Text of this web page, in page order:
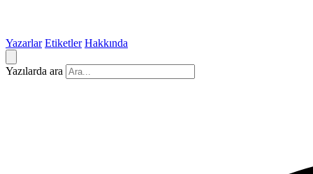
Yazarlar Etiketler Hakkında
Yazılarda ara